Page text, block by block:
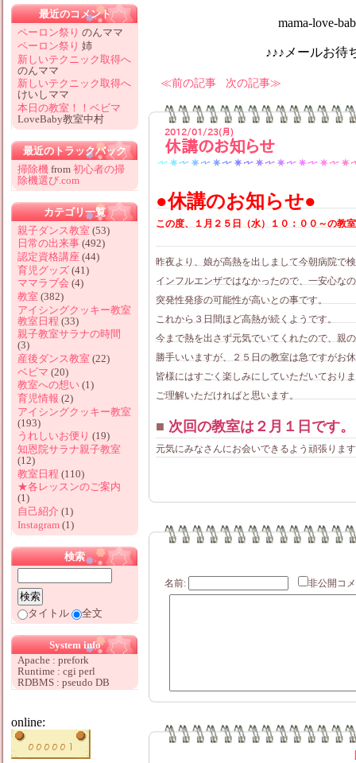
mama-love-
♪♪♪メールお待ちして
前の記事 次の記事
2012/01/23(月)
休講のお知らせ
●休講のお知らせ●
この度、１月２５日（水）１０：００～の教
昨夜より、娘が高熱を出しまして今朝病院で
インフルエンザではなかったので、一安心な
突発性発疹の可能性が高いとの事です。
これから３日間ほど高熱が続くようです。
今まで熱を出さず元気でいてくれたので、親
勝手いいますが、２５日の教室は急ですがお
皆様にはすごく楽しみにしていただいており
ご理解いただければと思います。
■ 次回の教室は２月１日です。
元気にみなさんにお会いできるよう頑張りま
名前: 非公開
最近のコメント
ペーロン祭り のんママ
ペーロン祭り 姉
新しいテクニック取得へ
のんママ
新しいテクニック取得へ
けいしママ
本日の教室！！ベビマ
LoveBaby教室中村
最近のトラックバック
掃除機 from 初心者の掃
除機選び.com
カテゴリ一覧
親子ダンス教室 (53)
日常の出来事 (492)
認定資格講座 (44)
育児グッズ (41)
ママラブ会 (4)
教室 (382)
アイシングクッキー教室
教室日程 (33)
親子教室サラナの時間
(3)
産後ダンス教室 (22)
ベビマ (20)
教室への想い (1)
育児情報 (2)
アイシングクッキー教室
(193)
うれしいお便り (19)
知恩院サラナ親子教室
(12)
教室日程 (110)
★各レッスンのご案内
(1)
自己紹介 (1)
Instagram (1)
検索
タイトル 全文
System info
Apache : prefork
Runtime : cgi perl
RDBMS : pseudo DB
online: